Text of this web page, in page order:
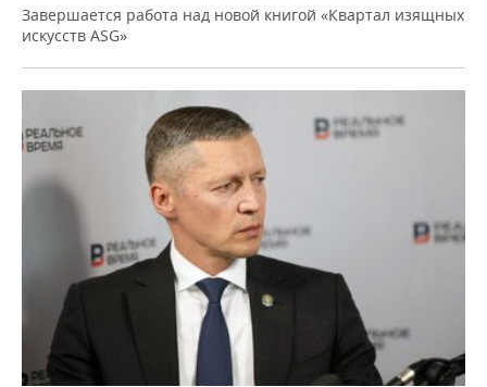
Завершается работа над новой книгой «Квартал изящных
искусств ASG»